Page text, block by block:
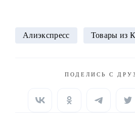
Алиэкспресс Товары из
ПОДЕЛИСЬ С